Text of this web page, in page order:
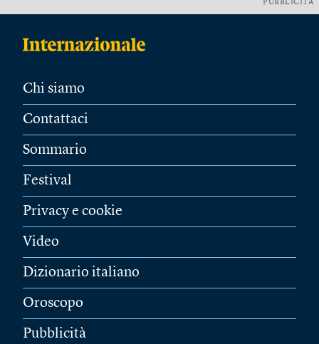
PUBBLICITÀ
Chi siamo
Contattaci
Sommario
Festival
Privacy e cookie
Video
Dizionario italiano
Oroscopo
Pubblicità